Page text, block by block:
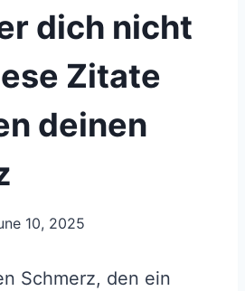
dich nicht
Zitate
deinen
10, 2025
Schmerz, den ein